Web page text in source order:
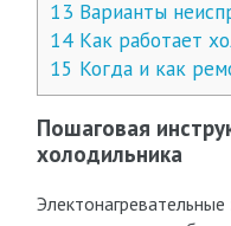
13 Варианты
14Как работает
15 Когда и как
Пошаговая
холодильника